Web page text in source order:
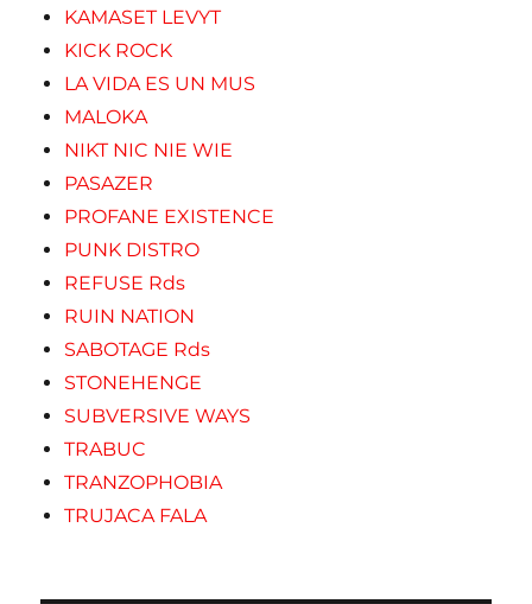
KAMASET LEVYT
KICK ROCK
LA VIDA ES UN MUS
MALOKA
NIKT NIC NIE WIE
PASAZER
PROFANE EXISTENCE
PUNK DISTRO
REFUSE Rds
RUIN NATION
SABOTAGE Rds
STONEHENGE
SUBVERSIVE WAYS
TRABUC
TRANZOPHOBIA
TRUJACA FALA